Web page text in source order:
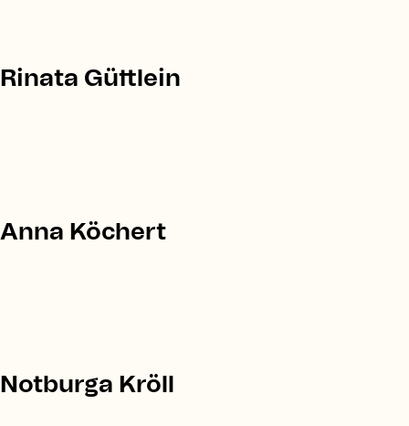
Rinata Güttlein
Anna Köchert
Notburga Kröll